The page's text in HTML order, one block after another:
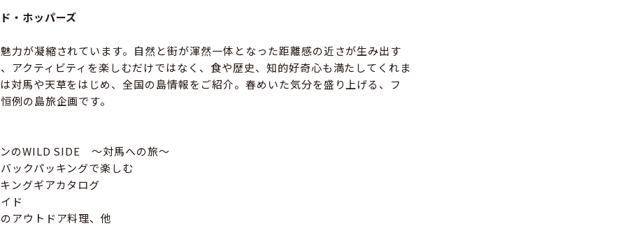
・ホッパーズ
力が凝縮されています。自然と街が渾然一体となった距離感の近さが生み出す
アクティビティを楽しむだけではなく、食や歴史、知的好奇心も満たしてくれま
対馬や天草をはじめ、全国の島情報をご紹介。春めいた気分を盛り上げる、フ
例の島旅企画です。
ンのWILD SIDE 〜対馬への旅〜
ックパッキングで楽しむ
ングギアカタログ
ド
アウトドア料理、他